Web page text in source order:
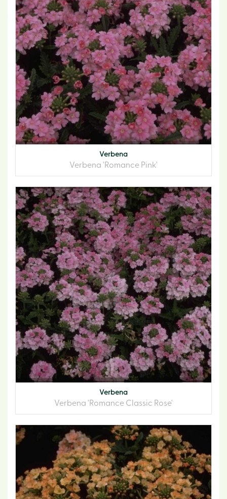
Verbena
Verbena 'Romance Pink'
Verbena
Verbena 'Romance Classic Rose'